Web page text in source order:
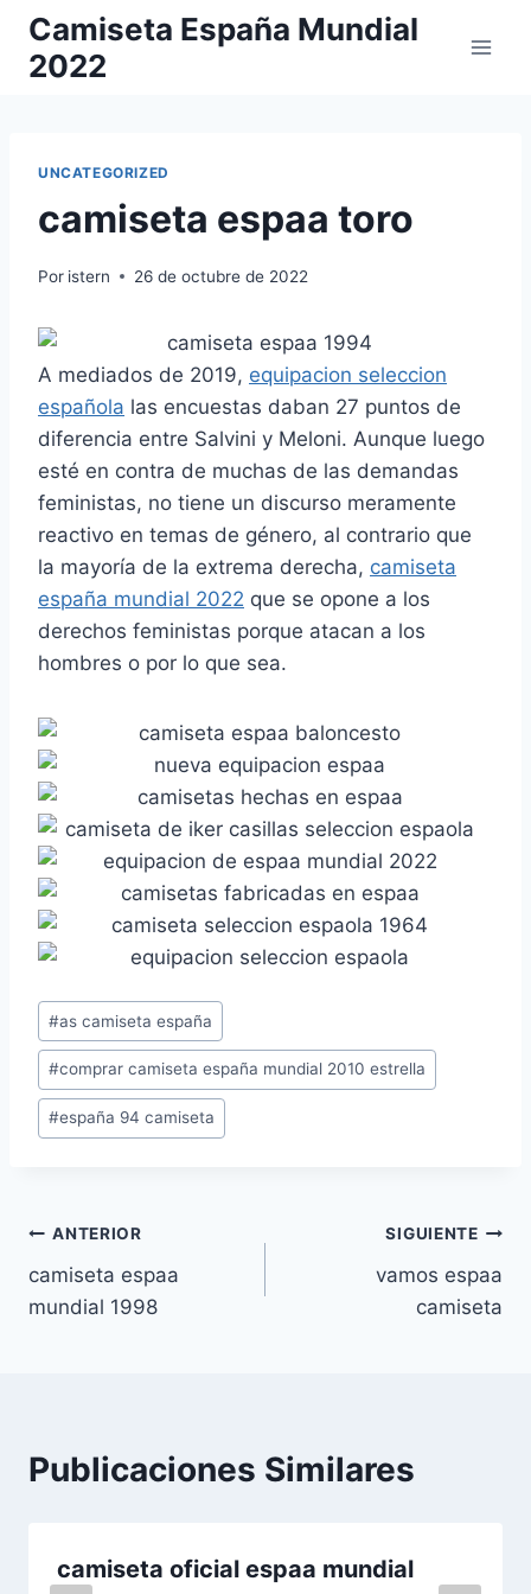
Saltar
contenido
Camiseta España Mundial
2022
UNCATEGORIZED
camiseta espaa toro
Por istern 26 de octubre de 2022
A mediados de 2019, equipacion seleccion
española las encuestas daban 27 puntos de
diferencia entre Salvini y Meloni. Aunque luego
esté en contra de muchas de las demandas
feministas, no tiene un discurso meramente
reactivo en temas de género, al contrario que
la mayoría de la extrema derecha, camiseta
españa mundial 2022 que se opone a los
derechos feministas porque atacan a los
hombres o por lo que sea.
Etiquetas
de
la
entrada:
#as camiseta españa
#comprar camiseta españa mundial 2010 estrella
#españa 94 camiseta
Navegación
de
ANTERIOR
camiseta espaa
mundial 1998
SIGUIENTE
vamos espaa
camiseta
Publicaciones Similares
camiseta oficial espaa mundial